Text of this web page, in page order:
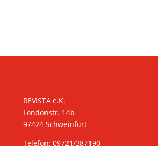
REVISTA e.K.
Londonstr. 14b
97424 Schweinfurt
Telefon: 09721/387190